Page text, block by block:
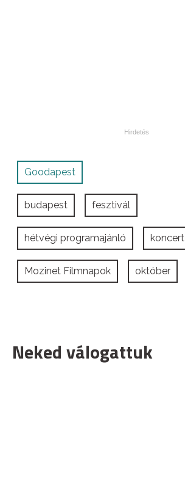
Goodapest
budapest fesztivál
hétvégi programajánló koncert
Mozinet Filmnapok október
Neked válogattuk